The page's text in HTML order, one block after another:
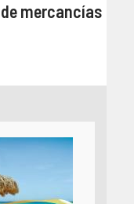
mercancías